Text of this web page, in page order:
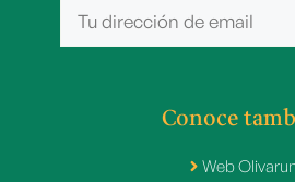
Conoce
Web